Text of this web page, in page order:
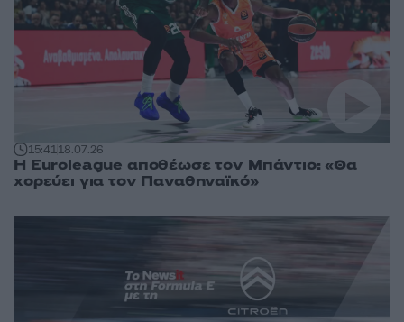
15:4118.07.26
Η Euroleague αποθέωσε τον Μπάντιο: «Θα
χορεύει για τον Παναθηναϊκό»